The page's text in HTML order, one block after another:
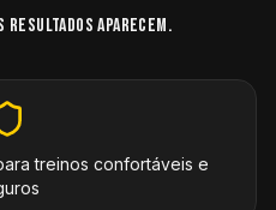
RESULTADOS APARECEM.
treinos confortáveis e